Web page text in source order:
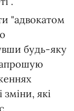
"адвокатом
будь-яку
зміни, які